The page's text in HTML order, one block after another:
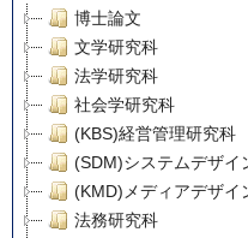
博士論文
文学研究科
法学研究科
社会学研究科
(KBS)経営管理研究科
(SDM)システムデザイ
(KMD)メディアデザイ
法務研究科